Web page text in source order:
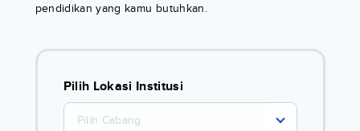
pendidikan yang kamu butuhkan.
Pilih Lokasi Institusi
Pilih Cabang